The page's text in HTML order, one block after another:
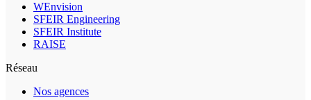
WEnvision
SFEIR Engineering
SFEIR Institute
RAISE
Réseau
Nos agences